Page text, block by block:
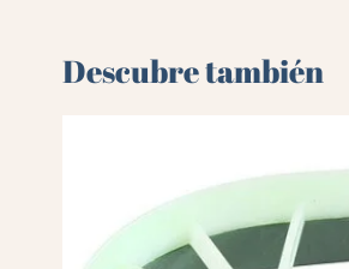
Descubre también 🌻